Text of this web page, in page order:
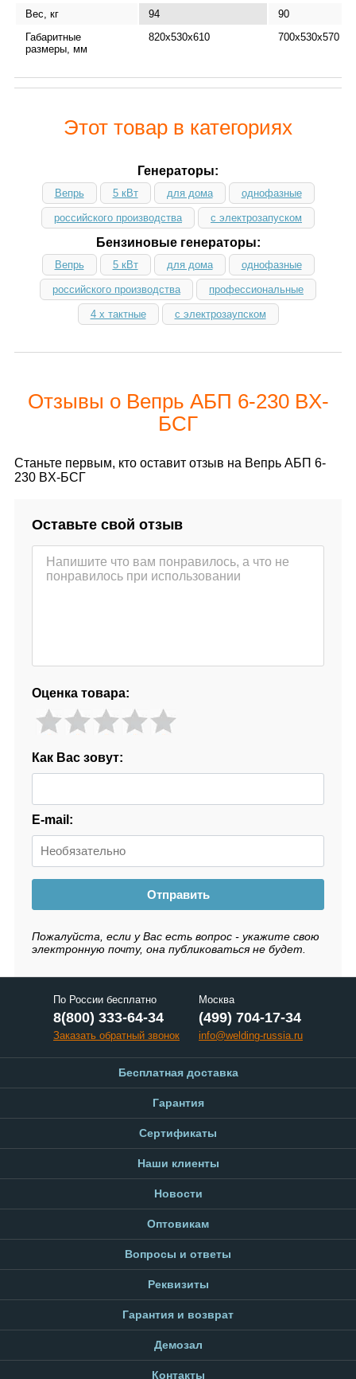
Вес, кг
94
90
Габаритные
размеры, мм
820x530x610 700х530х570
Этот товар в категориях
Генераторы:
Вепрь 5 кВт для дома однофазные
российского производства с электрозапуском
Бензиновые генераторы:
Вепрь 5 кВт для дома однофазные
российского производства профессиональные
4 х тактные с электрозаупском
Отзывы о Вепрь АБП 6-230 ВX-
БСГ
Станьте первым, кто оставит отзыв на Вепрь АБП 6-
230 ВX-БСГ
Оставьте свой отзыв
Оценка товара:
Как Вас зовут:
E-mail:
Отправить
Пожалуйста, если у Вас есть вопрос - укажите свою
электронную почту, она публиковаться не будет.
По России бесплатно
8(800) 333-64-34
Заказать обратный звонок
Москва
(499) 704-17-34
info@welding-russia.ru
Бесплатная доставка
Гарантия
Сертификаты
Наши клиенты
Новости
Оптовикам
Вопросы и ответы
Реквизиты
Гарантия и возврат
Демозал
Контакты